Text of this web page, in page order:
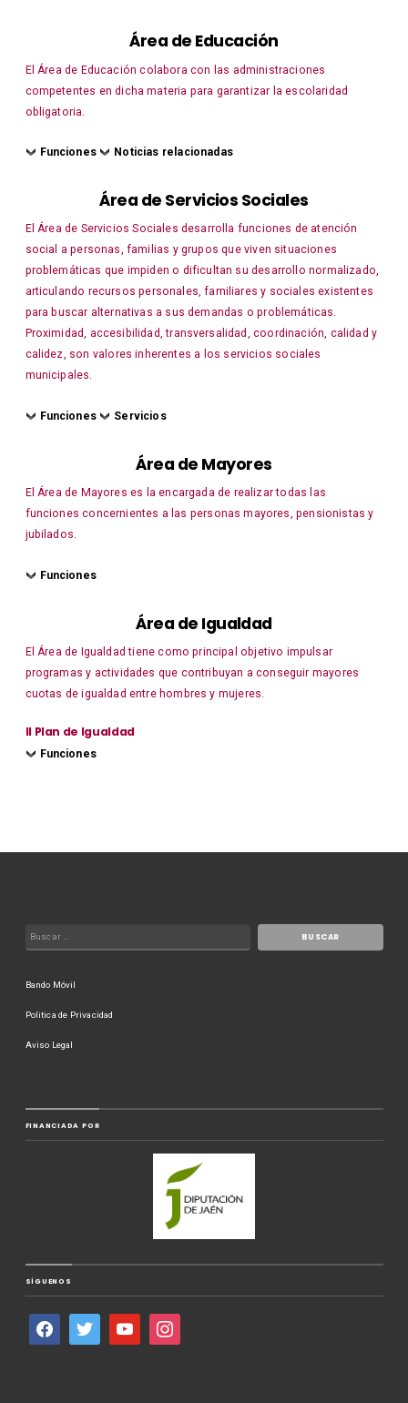
Área de Educación
El Área de Educación colabora con las administraciones
competentes en dicha materia para garantizar la escolaridad
obligatoria.
Funciones Noticias relacionadas
Área de Servicios Sociales
El Área de Servicios Sociales desarrolla funciones de atención
social a personas, familias y grupos que viven situaciones
problemáticas que impiden o dificultan su desarrollo normalizado,
articulando recursos personales, familiares y sociales existentes
para buscar alternativas a sus demandas o problemáticas.
Proximidad, accesibilidad, transversalidad, coordinación, calidad y
calidez, son valores inherentes a los servicios sociales
municipales.
Funciones Servicios
Área de Mayores
El Área de Mayores es la encargada de realizar todas las
funciones concernientes a las personas mayores, pensionistas y
jubilados.
Funciones
Área de Igualdad
El Área de Igualdad tiene como principal objetivo impulsar
programas y actividades que contribuyan a conseguir mayores
cuotas de igualdad entre hombres y mujeres.
II Plan de Igualdad
Funciones
Bando Móvil
Politica de Privacidad
Aviso Legal
FINANCIADA POR
SÍGUENOS